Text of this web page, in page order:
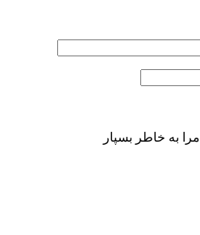
مرا به خاطر بسپار